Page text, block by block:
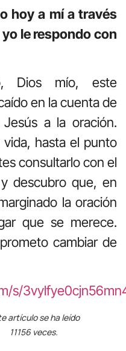
hoy a mí a través
le respondo con
Dios mío, este
en la cuenta de
a la oración.
hasta el punto
consultarlo con el
descubro que, en
la oración
que se merece.
cambiar de
s/
artículo se ha leído
11156 veces.